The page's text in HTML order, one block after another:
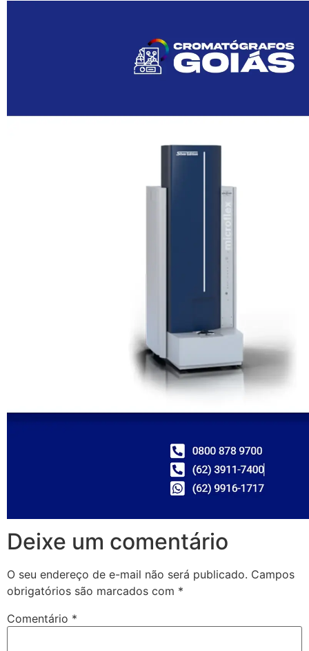
Deixe um comentário
O seu endereço de e-mail não será publicado. Campos
obrigatórios são marcados com *
Comentário *